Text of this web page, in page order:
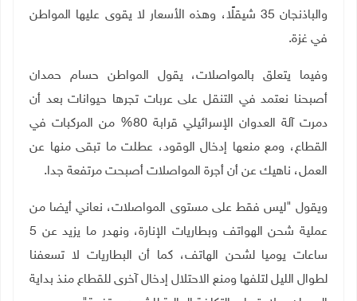
والباذنجان 35 شيقلًا، وهذه الأسعار لا يقوى عليها المواطن
في غزة.
وفيما يتعلق بالمواصلات، يقول المواطن حسام حمدان
أصبحنا نعتمد في التنقل على عربات تجرها حيوانات بعد أن
دمرت آلة العدوان الإسرائيلي قرابة 80% من المركبات في
القطاع، ومع منعها إدخال الوقود، عطلت ما تبقى منها عن
العمل، ناهيك عن أن أجرة المواصلات أصبحت مرتفعة جدا.
ويقول "ليس فقط على مستوى المواصلات، نعاني أيضا من
عملية شحن الهواتف وبطاريات الإنارة، ونهدر ما يزيد عن 5
ساعات يوميا لشحن الهاتف، كما أن البطاريات لا تسعفنا
لطوال الليل لتلفها ومنع الاحتلال إدخال آخرى للقطاع منذ بداية